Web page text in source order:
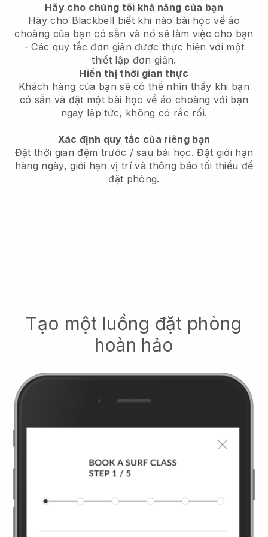
Hãy cho chúng tôi khả năng của bạn
Hãy cho Blackbell biết khi nào bài học về áo
choàng của bạn có sẵn và nó sẽ làm việc cho bạn
- Các quy tắc đơn giản được thực hiện với một
thiết lập đơn giản.
Hiển thị thời gian thực
Khách hàng của bạn sẽ có thể nhìn thấy khi bạn
có sẵn và đặt một bài học về áo choàng với bạn
ngay lập tức, không có rắc rối.
Xác định quy tắc của riêng bạn
Đặt thời gian đệm trước / sau bài học. Đặt giới hạn
hàng ngày, giới hạn vị trí và thông báo tối thiểu để
đặt phòng.
Tạo một luồng đặt phòng
hoàn hảo